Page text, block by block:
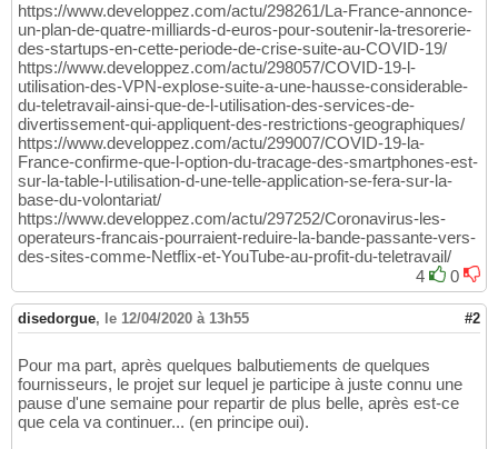
https://www.developpez.com/actu/298261/La-France-annonce-
un-plan-de-quatre-milliards-d-euros-pour-soutenir-la-tresorerie-
des-startups-en-cette-periode-de-crise-suite-au-COVID-19/
https://www.developpez.com/actu/298057/COVID-19-l-
utilisation-des-VPN-explose-suite-a-une-hausse-considerable-
du-teletravail-ainsi-que-de-l-utilisation-des-services-de-
divertissement-qui-appliquent-des-restrictions-geographiques/
https://www.developpez.com/actu/299007/COVID-19-la-
France-confirme-que-l-option-du-tracage-des-smartphones-est-
sur-la-table-l-utilisation-d-une-telle-application-se-fera-sur-la-
base-du-volontariat/
https://www.developpez.com/actu/297252/Coronavirus-les-
operateurs-francais-pourraient-reduire-la-bande-passante-vers-
des-sites-comme-Netflix-et-YouTube-au-profit-du-teletravail/
4
0
disedorgue, le 12/04/2020 à 13h55 #2
Pour ma part, après quelques balbutiements de quelques
fournisseurs, le projet sur lequel je participe à juste connu une
pause d'une semaine pour repartir de plus belle, après est-ce
que cela va continuer... (en principe oui).